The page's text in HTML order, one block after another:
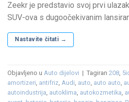
Zeekr je predstavio svoj prvi
SUV-ova s ​​dugoočekivanim
Nastavite čitati →
Objavljeno u Auto dijelovi | Tagiran 208,
amortizeri, antifriz, Audi, auto, auto auto,
autoindustrija, autoklima, autokozmetika,